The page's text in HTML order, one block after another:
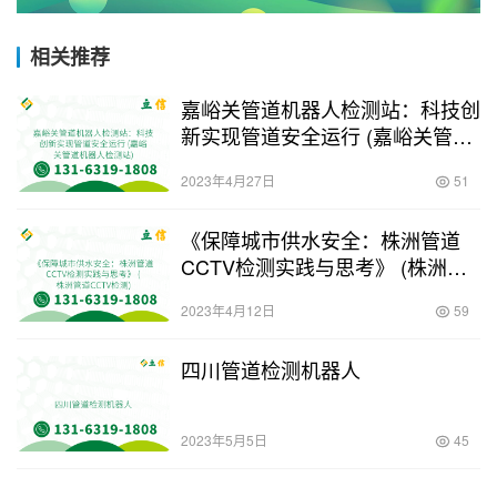
相关推荐
嘉峪关管道机器人检测站：科技创
新实现管道安全运行 (嘉峪关管道
2023年4月27日 51
《保障城市供水安全：株洲管道
CCTV检测实践与思考》 (株洲管
2023年4月12日 59
四川管道检测机器人
2023年5月5日 45